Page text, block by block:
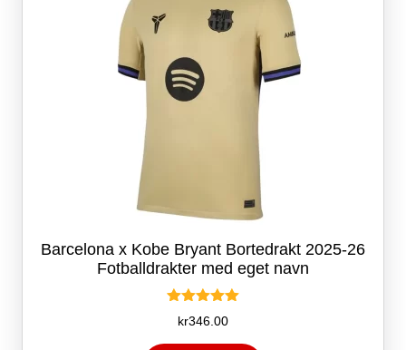
produktsiden
Barcelona x Kobe Bryant Bortedrakt 2025-26
Fotballdrakter med eget navn
Vurdert
5.00
av 5
kr346.00